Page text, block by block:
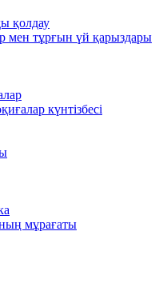
қолдау
мен тұрғын үй қарыздары
күнтізбесі
мұрағаты